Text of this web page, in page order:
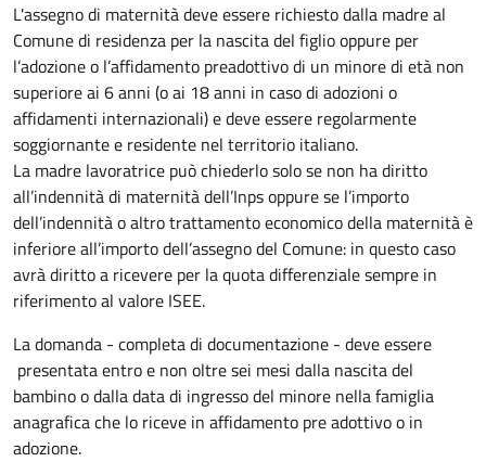
L'assegno di maternità deve essere richiesto dalla madre al
Comune di residenza per la nascita del figlio oppure per
l’adozione o l’affidamento preadottivo di un minore di età non
superiore ai 6 anni (o ai 18 anni in caso di adozioni o
affidamenti internazionali) e deve essere regolarmente
soggiornante e residente nel territorio italiano.
La madre lavoratrice può chiederlo solo se non ha diritto
all’indennità di maternità dell’Inps oppure se l’importo
dell’indennità o altro trattamento economico della maternità è
inferiore all’importo dell’assegno del Comune: in questo caso
avrà diritto a ricevere per la quota differenziale sempre in
riferimento al valore ISEE.
La domanda - completa di documentazione - deve essere
presentata entro e non oltre sei mesi dalla nascita del
bambino o dalla data di ingresso del minore nella famiglia
anagrafica che lo riceve in affidamento pre adottivo o in
adozione.